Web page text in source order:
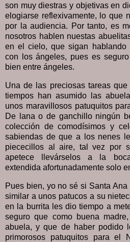
son muy diestras y objetivas en
elogiarse reflexivamente, lo que
por la audiencia. Por tanto, es
nosotros hablen nuestas
en el cielo, que sigan hablando
con los ángeles, pues es
bien entre ángeles.
Una de las preciosas tareas
tiempos han asumido las
unos maravillosos patuquitos
De lana o de ganchillo ningún
colección de comodísimos y
sabiendas de que a los nenes
piececillos al aire, tal vez por
apetece llevárselos a la
extendida afortunadamente solo
Pues bien, yo no sé si Santa
similar a unos patucos a su
en la burrita les dio tiempo a
seguro que como buena
abuela, y que de haber podido
primorosos patuquitos para el